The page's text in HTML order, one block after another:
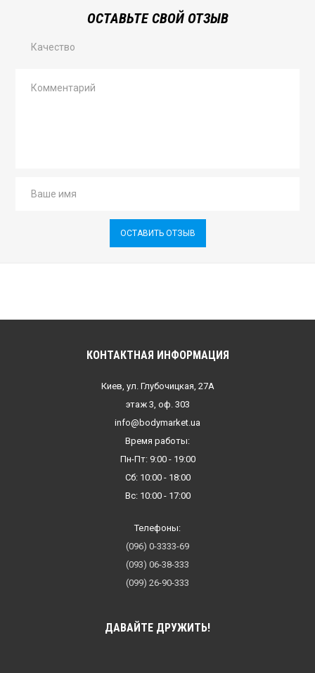
ОСТАВЬТЕ СВОЙ ОТЗЫВ
Качество
ОСТАВИТЬ ОТЗЫВ
КОНТАКТНАЯ ИНФОРМАЦИЯ
Киев, ул. Глубочицкая, 27А
этаж 3, оф. 303
info@bodymarket.ua
Время работы:
Пн-Пт: 9:00 - 19:00
Сб: 10:00 - 18:00
Вс: 10:00 - 17:00
Телефоны:
(096) 0-3333-69
(093) 06-38-333
(099) 26-90-333
ДАВАЙТЕ ДРУЖИТЬ!